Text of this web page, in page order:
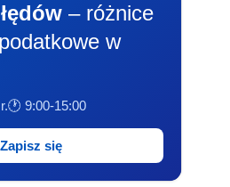
– różnice
w
🕐 9:00-15:00
Zapisz się